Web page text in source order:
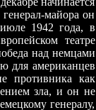
майора он
июле 1942 года, в
театре
над немцами
для американцев
противника как
зла, и он не
генералу,